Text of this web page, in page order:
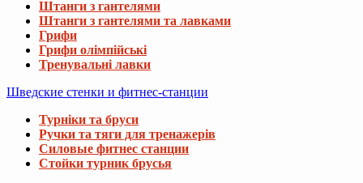
Штанги з гантелями
Штанги з гантелями та лавками
Грифи
Грифи олімпійські
Тренувальні лавки
Шведские стенки и фитнес-станции
Турніки та бруси
Ручки та тяги для тренажерів
Силовые фитнес станции
Стойки турник брусья